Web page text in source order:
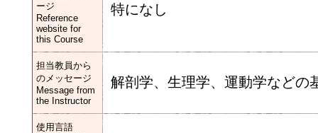
ージ
Reference
website for
this Course
特になし
担当教員から
のメッセージ
Message from
the Instructor
解剖学、生理学、運動学などの
使用言語